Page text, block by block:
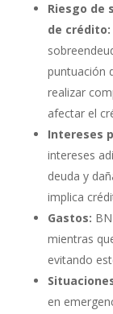
Riesgo de
de crédito:
puntuación
realizar
afectar el
Intereses
intereses
deuda y
implica
Gastos:
mientras
evitando
en